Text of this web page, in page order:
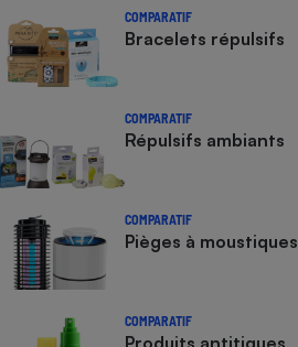
COMPARATIF
Bracelets répulsifs
COMPARATIF
Répulsifs ambiants
COMPARATIF
Pièges à moustiques
COMPARATIF
Produits antitiques